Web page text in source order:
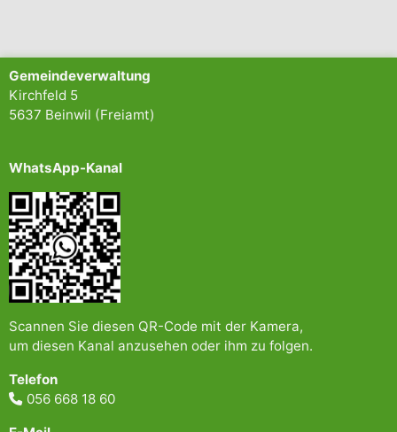
Gemeindeverwaltung
Kirchfeld 5
5637 Beinwil (Freiamt)
WhatsApp-Kanal
Scannen Sie diesen QR-Code mit der Kamera,
um diesen Kanal anzusehen oder ihm zu folgen.
Telefon
056 668 18 60